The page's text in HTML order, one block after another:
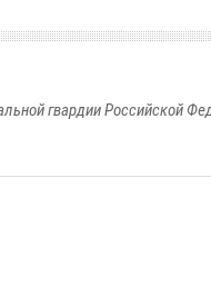
гвардии Российской